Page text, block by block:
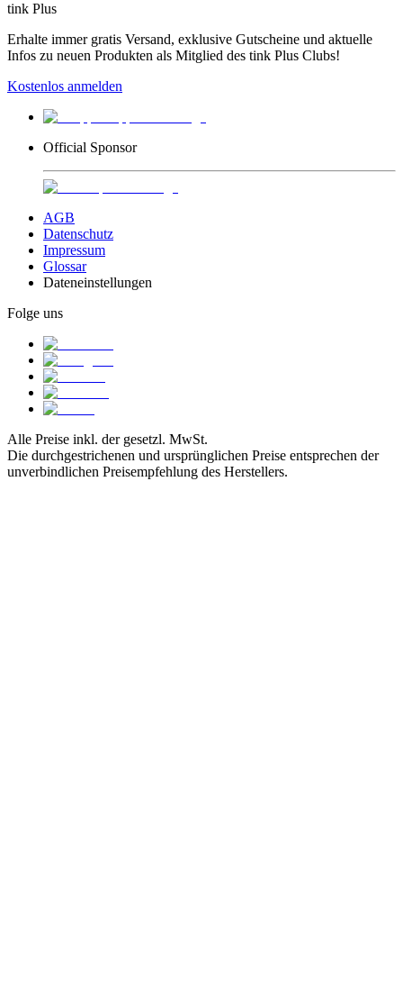
tink Plus
Erhalte immer gratis Versand, exklusive Gutscheine und aktuelle
Infos zu neuen Produkten als Mitglied des tink Plus Clubs!
Kostenlos anmelden
Official Sponsor
AGB
Datenschutz
Impressum
Glossar
Dateneinstellungen
Folge uns
Alle Preise inkl. der gesetzl. MwSt.
Die durchgestrichenen und ursprünglichen Preise entsprechen der
unverbindlichen Preisempfehlung des Herstellers.